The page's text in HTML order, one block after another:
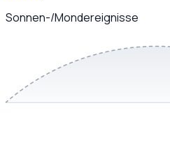
Sonnen-/Mondereignisse